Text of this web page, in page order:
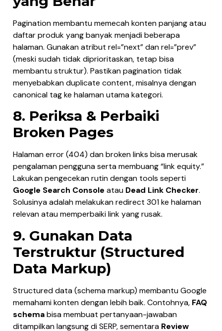
Pagination membantu memecah konten panjang atau
daftar produk yang banyak menjadi beberapa
halaman. Gunakan atribut rel=”next” dan rel=”prev”
(meski sudah tidak diprioritaskan, tetap bisa
membantu struktur). Pastikan pagination tidak
menyebabkan duplicate content, misalnya dengan
canonical tag ke halaman utama kategori.
8. Periksa & Perbaiki
Broken Pages
Halaman error (404) dan broken links bisa merusak
pengalaman pengguna serta membuang “link equity.”
Lakukan pengecekan rutin dengan tools seperti
Google Search Console atau Dead Link Checker.
Solusinya adalah melakukan redirect 301 ke halaman
relevan atau memperbaiki link yang rusak.
9. Gunakan Data
Terstruktur (Structured
Data Markup)
Structured data (schema markup) membantu Google
memahami konten dengan lebih baik. Contohnya, FAQ
schemabisa membuat pertanyaan-jawaban
ditampilkan langsung di SERP, sementara Review